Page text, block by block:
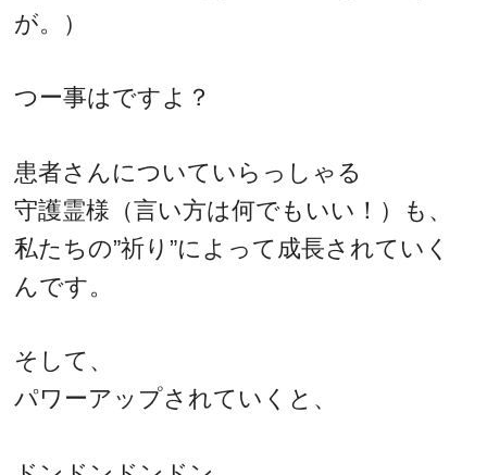
が。）
つー事はですよ？
患者さんについていらっしゃる
守護霊様（言い方は何でもいい！）も、
私たちの”祈り”によって成長されていく
んです。
そして、
パワーアップされていくと、